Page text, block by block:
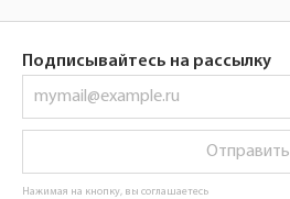
Подписывайтесь на рассылку
Отправить
Нажимая на кнопку, вы соглашаетесь